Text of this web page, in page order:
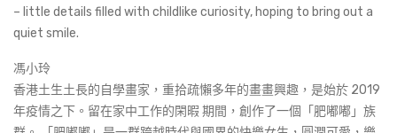
– little details filled with childlike curiosity, hoping to bring out a
quiet smile.
馮小玲
香港土生土長的自學畫家，重拾疏懶多年的畫畫興趣，是始於 2019
年疫情之下。留在家中工作的閑暇 期間，創作了一個「肥嘟嘟」族